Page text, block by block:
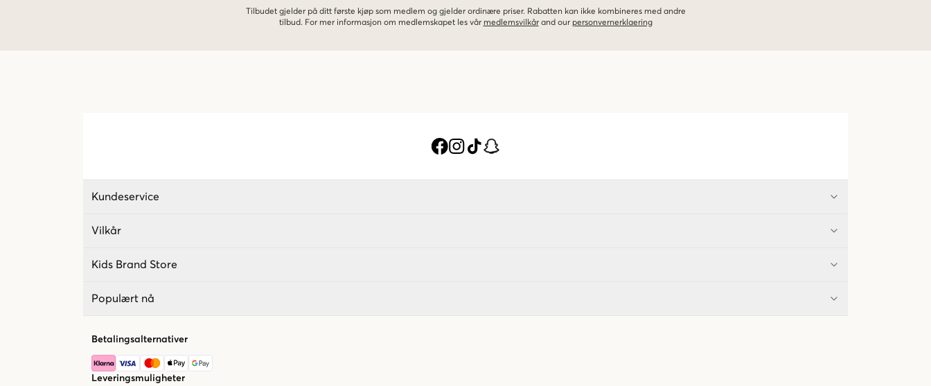
Tilbudet gjelder på ditt første kjøp som medlem og gjelder ordinære priser. Rabatten kan ikke kombineres med andre
tilbud. For mer informasjon om medlemskapet les vår medlemsvilkår and our personvernerklaering
Kundeservice
Vilkår
Kids Brand Store
Populært nå
Betalingsalternativer
Leveringsmuligheter